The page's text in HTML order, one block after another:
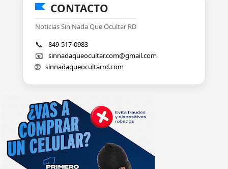
CONTACTO
Noticias Sin Nada Que Ocultar RD
📞 849-517-0983
📧 sinnadaqueocultar.com@gmail.com
🌐 sinnadaqueocultarrd.com